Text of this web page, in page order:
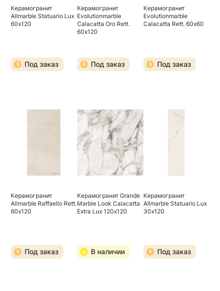
Керамогранит
Allmarble Statuario Lux
60х120
Под заказ
Керамогранит
Evolutionmarble
Calacatta Oro Rett.
60х120
Под заказ
Керамогранит
Evolutionmarble
Calacatta Rett. 60х60
Под заказ
Керамогранит
Allmarble Raffaello Rett.
60х120
Под заказ
Керамогранит Grande
Marble Look Calacatta
Extra Lux 120х120
В наличии
Керамогранит
Allmarble Statuario Lux
30х120
Под заказ